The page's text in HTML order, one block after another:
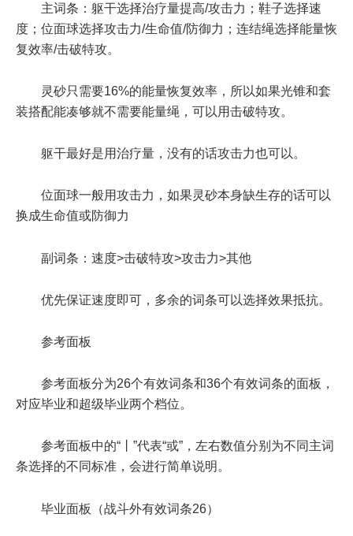
主词条： 躯干选择治疗量提高/攻击力；鞋子选择速
度；位面球选择攻击力/生命值/防御力；连结绳选择能量恢
复效率/击破特攻。
灵砂只需要16%的能量恢复效率，所以如果光锥和套
装搭配能凑够就不需要能量绳，可以用击破特攻。
躯干最好是用治疗量，没有的话攻击力也可以。
位面球一般用攻击力，如果灵砂本身缺生存的话可以
换成生命值或防御力
副词条： 速度>击破特攻>攻击力>其他
优先保证速度即可，多余的词条可以选择效果抵抗。
参考面板
参考面板分为26个有效词条和36个有效词条的面板，
对应毕业和超级毕业两个档位。
参考面板中的“丨”代表“或”，左右数值分别为不同主词
条选择的不同标准，会进行简单说明。
毕业面板（战斗外有效词条26）